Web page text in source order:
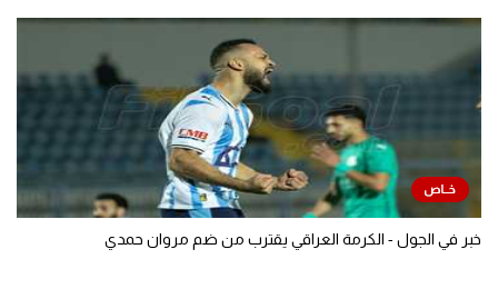
خبر في الجول - الكرمة العراقي يقترب من ضم مروان حمدي